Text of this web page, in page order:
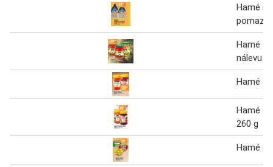
Hamé
Hamé
nálevu
Hamé
Hamé
260 g
Hamé